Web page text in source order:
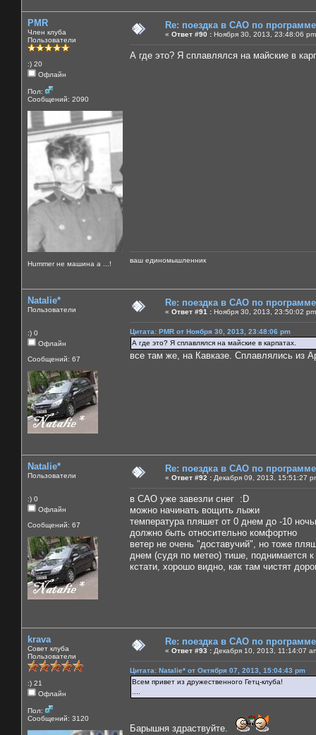
PMR
Член клуба
Пользователи
:) 20
Офлайн
Пол:
Сообщений: 2090
Нummer не машина а ...!
Re: поездка в САО по
« Ответ #90 : Ноября 30, 2013, 23:48:06
А где это? Я сплавлялся на майские в
ваш единомышленник
Natalie*
Пользователи
:) 0
Офлайн
Сообщений: 67
Re: поездка в САО по
« Ответ #91 : Ноября 30, 2013, 23:50:02
Цитата: PMR от Ноября 30, 2013, 23:48:06 pm
А где это? Я сплавлялся на майские в карпатах.
все там же, на Кавказе. Сплавлялись из
Natalie*
Пользователи
:) 0
Офлайн
Сообщений: 67
Re: поездка в САО по
« Ответ #92 : Декабря 09, 2013, 15:51:27
в САО уже завезли снег :D
можно начинать вощить лыжи
температура пляшет от 0 днем до -10
должно быть относительно комфортно
ветер не очень "доставучий", но тоже
днем (судя по метео) тише, поднимается
кстати, хорошо видно, как там чистят
krava
Совет клуба
Пользователи
:) 21
Офлайн
Пол:
Сообщений: 3120
Re: поездка в САО по
« Ответ #93 : Декабря 10, 2013, 11:14:07
Цитата: Natalie* от Октября 07, 2013, 15:04:43 pm
Всем привет из дружественного Гетц-клуба!
Барышня здраствуйте.